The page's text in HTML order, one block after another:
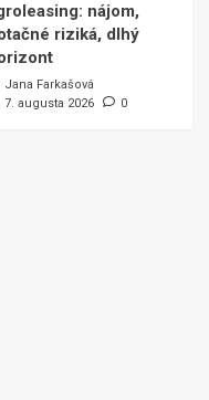
nájom,
riziká, dlhý
Jana Farkašová
7. augusta 2026
0